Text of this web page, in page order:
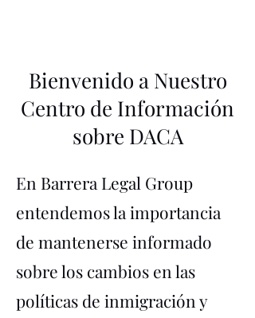
Bienvenido a Nuestro
Centro de Información
sobre DACA
En Barrera Legal Group
entendemos la importancia
de mantenerse informado
sobre los cambios en las
políticas de inmigración y